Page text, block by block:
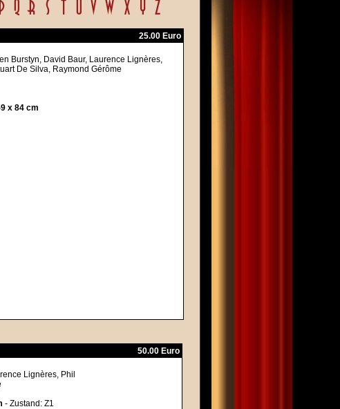
25.00 Euro
Burstyn, David Baur, Laurence Lignères,
De Silva, Raymond Gérôme
x 84 cm
50.00 Euro
Lignères, Phil
- Zustand: Z1